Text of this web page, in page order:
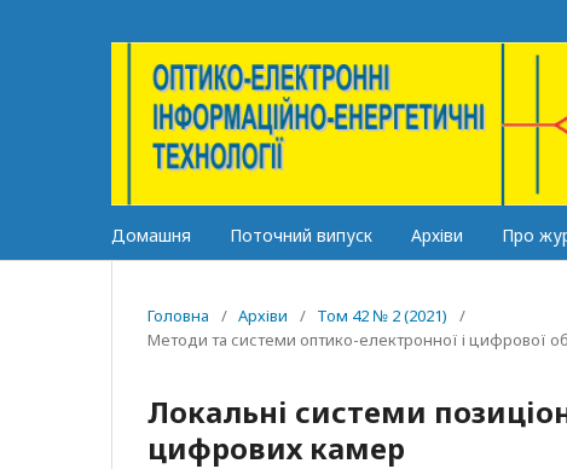
Домашня Поточний випуск Архіви Про
Головна / Архіви / Том 42 № 2 (2021)
/
Методи та системи оптико-електронної і цифрової
Локальні системи
цифрових камер